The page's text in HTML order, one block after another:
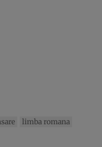
limba romana